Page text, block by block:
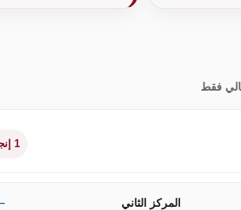
1 إنجاز
المركز الثاني